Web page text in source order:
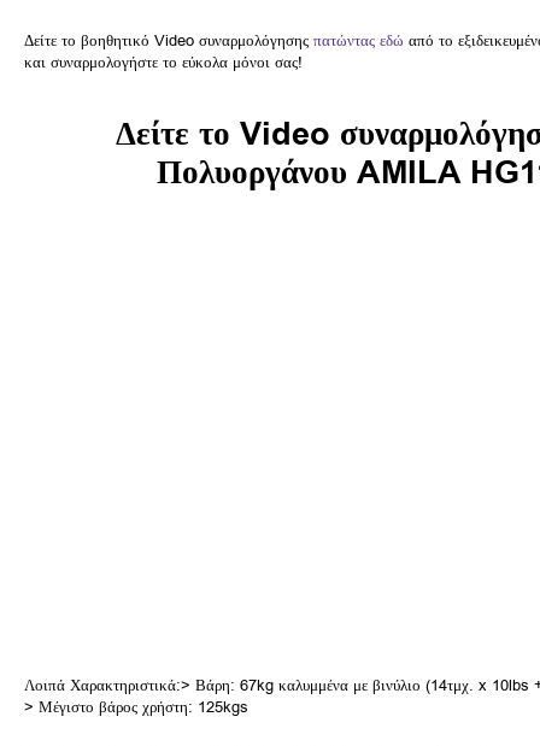
Δείτε το βοηθητικό Video συναρμολόγησης πατώντας εδώ από το
και συναρμολογήστε το εύκολα μόνοι σας!
Δείτε το Video
Πολυοργάνου AMILA
Λοιπά Χαρακτηριστικά:> Βάρη: 67kg καλυμμένα με βινύλιο (14τμχ. x
> Μέγιστο βάρος χρήστη: 125kgs